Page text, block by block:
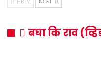
PREV NEXT
बघा कि राव